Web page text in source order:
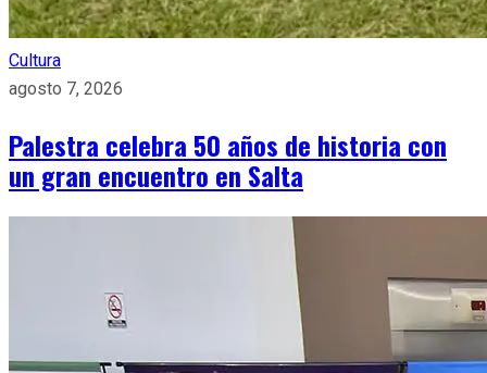
Cultura
agosto 7, 2026
Palestra celebra 50 años de historia con
un gran encuentro en Salta